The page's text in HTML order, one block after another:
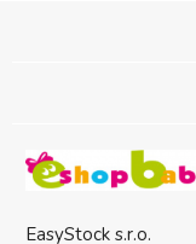
EasyStock s.r.o.